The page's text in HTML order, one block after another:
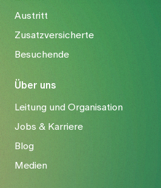
Austritt
Zusatzversicherte
Besuchende
Über uns
Leitung und Organisation
Jobs & Karriere
Blog
Medien